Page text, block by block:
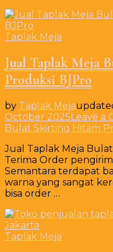
Taplak Meja
Jual Taplak Meja
Produksi BJPro
by Taplak Meja
October 2025Leave a
Bulat Skirting Hitam
Jual Taplak Meja
Terima Order
Semantara terdapat
warna yang sangat
bisa order …
Taplak Meja